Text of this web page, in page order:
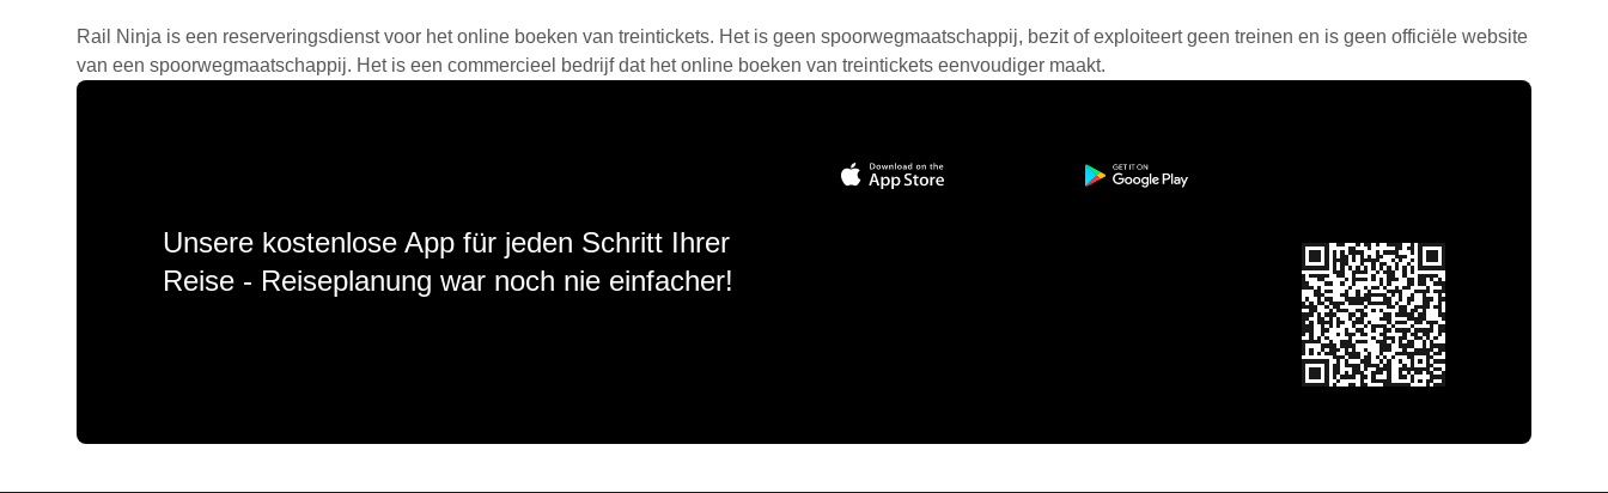
Rail Ninja is een reserveringsdienst voor het online boeken van treintickets. Het is geen spoorwegmaatschappij, bezit of exploiteert geen treinen en is geen officiële website
van een spoorwegmaatschappij. Het is een commercieel bedrijf dat het online boeken van treintickets eenvoudiger maakt.
Unsere kostenlose App für jeden Schritt Ihrer
Reise - Reiseplanung war noch nie einfacher!